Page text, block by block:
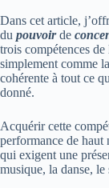
Dans cet article,
du pouvoirde
trois compétences
simplement comme
cohérente à tout ce
donné.
Acquérir cette
performance de haut
qui exigent une
musique, la danse, le